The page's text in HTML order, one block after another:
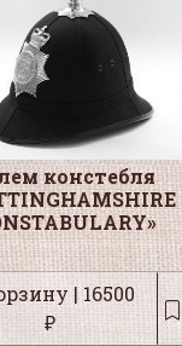
констебля
| 16500
₽